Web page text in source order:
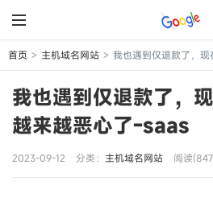
首页 > 主机域名网站 > 我也遇到仅退款了，
我也遇到仅退款了，
越来越恶心了-saas
2023-09-12 分类： 主机域名网站 阅读